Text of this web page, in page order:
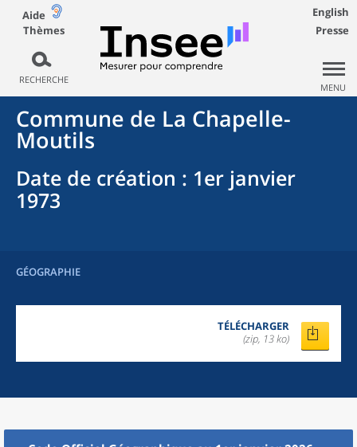
Aide
Thèmes
RECHERCHE
English
Presse
MENU
Commune de La Chapelle-
Moutils
Date de création : 1er janvier
1973
GÉOGRAPHIE
TÉLÉCHARGER
(zip, 13 ko)